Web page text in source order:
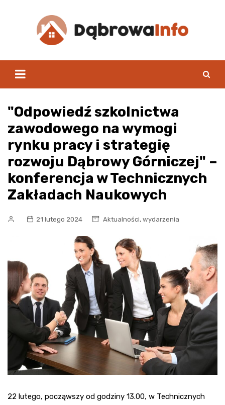
"Odpowiedź szkolnictwa
zawodowego na wymogi
rynku pracy i strategię
rozwoju Dąbrowy Górniczej" –
konferencja w Technicznych
Zakładach Naukowych
21 lutego 2024 Aktualności, wydarzenia
22 lutego, począwszy od godziny 13.00, w Technicznych